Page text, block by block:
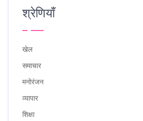
श्रेणियाँ
खेल
समाचार
मनोरंजन
व्यापार
शिक्षा